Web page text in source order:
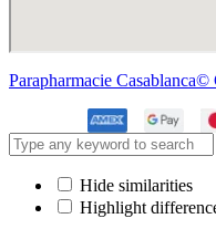
Parapharmacie
Hide similarities
Highlight